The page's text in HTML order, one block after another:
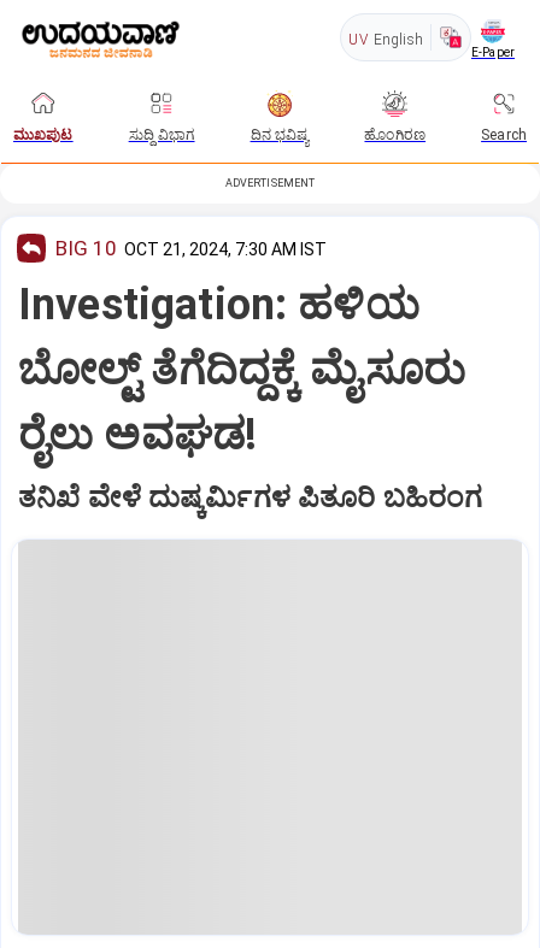
UV English
E-Paper
ಮುಖಪುಟ ಸುದ್ದಿ ವಿಭಾಗ ದಿನ ಭವಿಷ್ಯ ಹೊಂಗಿರಣ Search
ADVERTISEMENT
BIG 10 OCT 21, 2024, 7:30 AM IST
Investigation: ಹಳಿಯ
ಬೋಲ್ಟ್ ತೆಗೆದಿದ್ದಕ್ಕೆ ಮೈಸೂರು
ರೈಲು ಅವಘಡ!
ತನಿಖೆ ವೇಳೆ ದುಷ್ಕರ್ಮಿಗಳ ಪಿತೂರಿ ಬಹಿರಂಗ